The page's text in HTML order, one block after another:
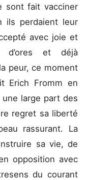
sont fait vacciner
ils perdaient leur
avec joie et
d’ores et déjà
peur, ce moment
Erich Fromm en
une large part des
regret sa liberté
rassurant. La
sa vie, de
opposition avec
du courant